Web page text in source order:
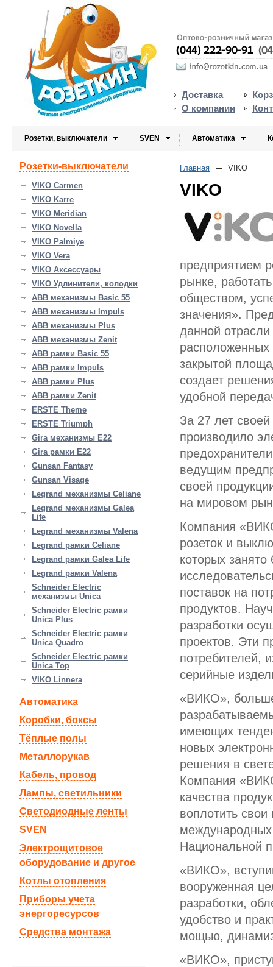
Доставка
О компании
Розетки, выключатели SVEN Автоматика
Главная VIKO
VIKO
предприятием
рынке,
обществом,
значения».
данной
расположенных
закрытой
создает
удобной
За 27 лет
производило
ведущим
своей
на мировом
Компания
розеток и
которых
поставок на
продуктов.
разработки
проектов. Эти
потребителей,
серийные
«ВИКО»,
имеющих
новых
решения в
Компания
качества
воплотить
Национальной
«ВИКО»,
вооруженная
разработки,
удобство и
мощью,
«ВИКО»,
Розетки-выключатели
VIKO Carmen
VIKO Karre
VIKO Meridian
VIKO Novella
VIKO Palmiye
VIKO Vera
VIKO Аксессуары
VIKO Удлинители, колодки
ABB механизмы Basic 55
ABB механизмы Impuls
ABB механизмы Plus
ABB механизмы Zenit
ABB рамки Basic 55
ABB рамки Impuls
ABB рамки Plus
ABB рамки Zenit
ERSTE Theme
ERSTE Triumph
Gira механизмы E22
Gira рамки E22
Gunsan Fantasy
Gunsan Visage
Legrand механизмы Celiane
Legrand механизмы Galea
Life
Legrand механизмы Valena
Legrand рамки Celiane
Legrand рамки Galea Life
Legrand рамки Valena
Schneider Electric
механизмы Unica
Schneider Electric рамки
Unica Plus
Schneider Electric рамки
Unica Quadro
Schneider Electric рамки
Unica Top
VIKO Linnera
Автоматика
Коробки, боксы
Тёплые полы
Металлорукав
Кабель, провод
Лампы, светильники
Светодиодные ленты
SVEN
Электрощитовое
оборудование и другое
Котлы отопления
Приборы учета
энергоресурсов
Средства монтажа